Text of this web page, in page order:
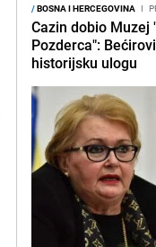
/BOSNA I HERCEGOVINA I
Cazin dobio Muzej
Pozderca":
historijsku ulogu